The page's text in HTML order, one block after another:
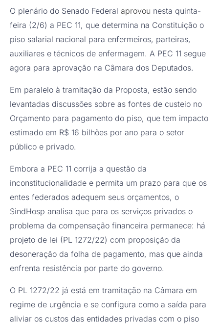
O plenário do Senado Federal aprovou nesta quinta-
feira (2/6) a PEC 11, que determina na Constituição o
piso salarial nacional para enfermeiros, parteiras,
auxiliares e técnicos de enfermagem. A PEC 11 segue
agora para aprovação na Câmara dos Deputados.
Em paralelo à tramitação da Proposta, estão sendo
levantadas discussões sobre as fontes de custeio no
Orçamento para pagamento do piso, que tem impacto
estimado em R$ 16 bilhões por ano para o setor
público e privado.
Embora a PEC 11 corrija a questão da
inconstitucionalidade e permita um prazo para que os
entes federados adequem seus orçamentos, o
SindHosp analisa que para os serviços privados o
problema da compensação financeira permanece: há
projeto de lei (PL 1272/22) com proposição da
desoneração da folha de pagamento, mas que ainda
enfrenta resistência por parte do governo.
O PL 1272/22 já está em tramitação na Câmara em
regime de urgência e se configura como a saída para
aliviar os custos das entidades privadas com o piso